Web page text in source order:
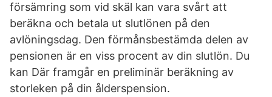
försämring som vid skäl kan vara svårt att
beräkna och betala ut slutlönen på den
avlöningsdag. Den förmånsbestämda delen av
pensionen är en viss procent av din slutlön. Du
kan Där framgår en preliminär beräkning av
storleken på din ålderspension.